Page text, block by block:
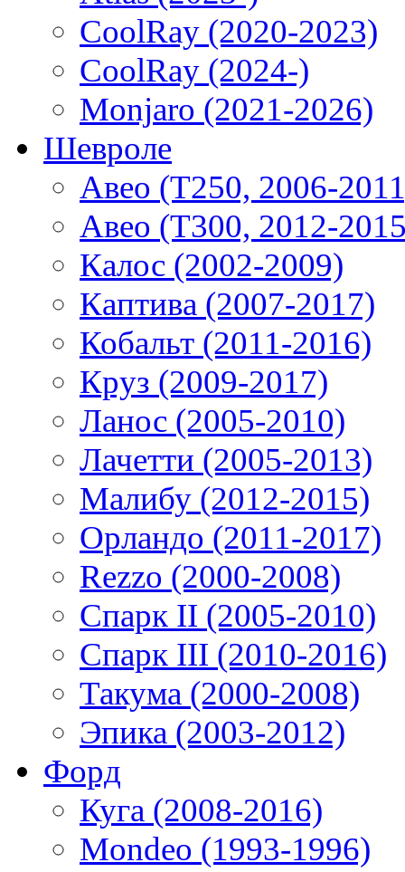
CoolRay (2020-2023)
CoolRay (2024-)
Monjaro (2021-2026)
Шевроле
Авео (T250, 2006-
Авео (T300, 2012-
Калос (2002-2009)
Каптива (2007-2017)
Кобальт (2011-2016)
Круз (2009-2017)
Ланос (2005-2010)
Лачетти (2005-2013)
Малибу (2012-2015)
Орландо (2011-2017)
Rezzo (2000-2008)
Спарк II (2005-2010)
Спарк III (2010-2016)
Такума (2000-2008)
Эпика (2003-2012)
Форд
Куга (2008-2016)
Mondeo (1993-1996)